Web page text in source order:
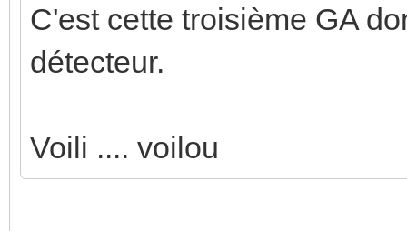
C'est cette troisième GA
détecteur.
Voili .... voilou